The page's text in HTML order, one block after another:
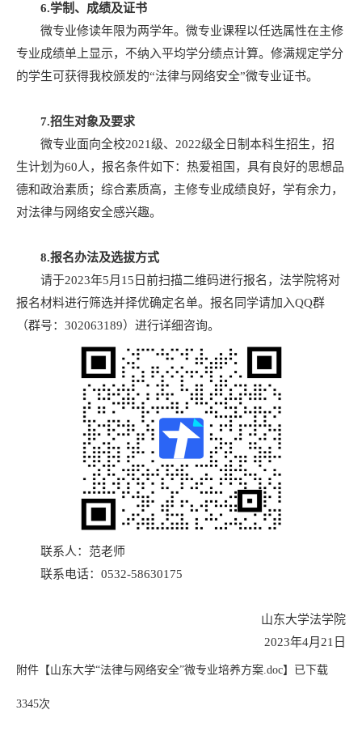
6.学制、成绩及证书
微专业修读年限为两学年。微专业课程以任选属性在主修
专业成绩单上显示，不纳入平均学分绩点计算。修满规定学分
的学生可获得我校颁发的“法律与网络安全”微专业证书。
7.招生对象及要求
微专业面向全校2021级、2022级全日制本科生招生，招
生计划为60人，报名条件如下：热爱祖国，具有良好的思想品
德和政治素质；综合素质高，主修专业成绩良好，学有余力，
对法律与网络安全感兴趣。
8.报名办法及选拔方式
请于2023年5月15日前扫描二维码进行报名，法学院将对
报名材料进行筛选并择优确定名单。报名同学请加入QQ群
（群号：302063189）进行详细咨询。
联系人：范老师
联系电话：0532-58630175
山东大学法学院
2023年4月21日
附件【山东大学“法律与网络安全”微专业培养方案.doc】已下载
3345次